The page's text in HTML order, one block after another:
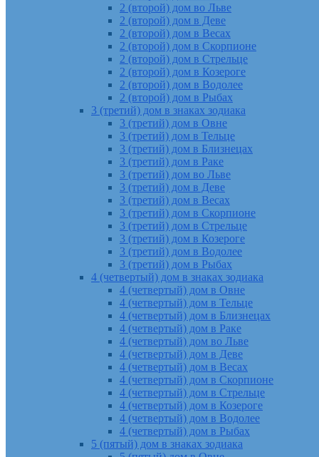
2 (второй) дом во Льве
2 (второй) дом в Деве
2 (второй) дом в Весах
2 (второй) дом в Скорпионе
2 (второй) дом в Стрельце
2 (второй) дом в Козероге
2 (второй) дом в Водолее
2 (второй) дом в Рыбах
3 (третий) дом в знаках зодиака
3 (третий) дом в Овне
3 (третий) дом в Тельце
3 (третий) дом в Близнецах
3 (третий) дом в Раке
3 (третий) дом во Льве
3 (третий) дом в Деве
3 (третий) дом в Весах
3 (третий) дом в Скорпионе
3 (третий) дом в Стрельце
3 (третий) дом в Козероге
3 (третий) дом в Водолее
3 (третий) дом в Рыбах
4 (четвертый) дом в знаках зодиака
4 (четвертый) дом в Овне
4 (четвертый) дом в Тельце
4 (четвертый) дом в Близнецах
4 (четвертый) дом в Раке
4 (четвертый) дом во Льве
4 (четвертый) дом в Деве
4 (четвертый) дом в Весах
4 (четвертый) дом в Скорпионе
4 (четвертый) дом в Стрельце
4 (четвертый) дом в Козероге
4 (четвертый) дом в Водолее
4 (четвертый) дом в Рыбах
5 (пятый) дом в знаках зодиака